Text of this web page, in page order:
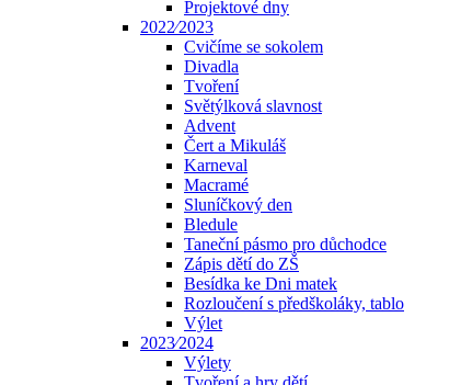
Projektové dny
2022⁄2023
Cvičíme se sokolem
Divadla
Tvoření
Světýlková slavnost
Advent
Čert a Mikuláš
Karneval
Macramé
Sluníčkový den
Bledule
Taneční pásmo pro důchodce
Zápis dětí do ZŠ
Besídka ke Dni matek
Rozloučení s předškoláky, tablo
Výlet
2023⁄2024
Výlety